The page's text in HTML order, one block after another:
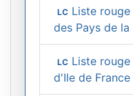
LC Liste
des Pays de
LC Liste
d'Ile de France